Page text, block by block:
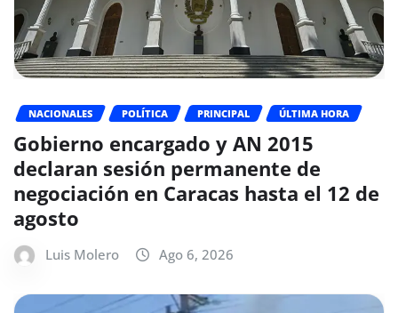
NACIONALES POLÍTICA PRINCIPAL ÚLTIMA HORA
Gobierno encargado y AN 2015
declaran sesión permanente de
negociación en Caracas hasta el 12 de
agosto
Luis Molero Ago 6, 2026